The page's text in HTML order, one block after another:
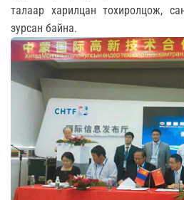
талаар харилцан тохиролцож,
зурсан байна.